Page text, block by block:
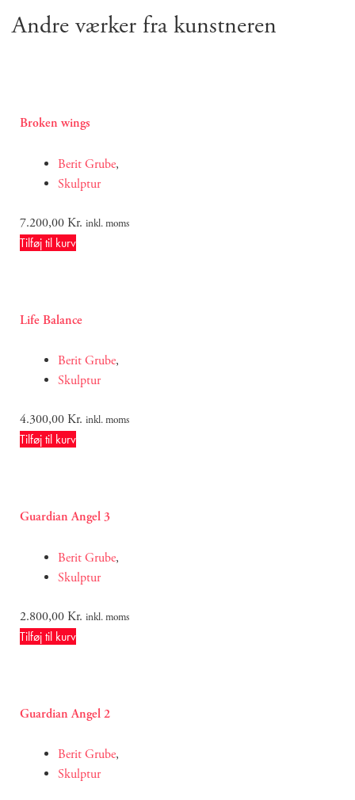
Andre værker fra kunstneren
Broken wings
Berit Grube,
Skulptur
7.200,00Kr. inkl. moms
Tilføj til kurv
Life Balance
Berit Grube,
Skulptur
4.300,00Kr. inkl. moms
Tilføj til kurv
Guardian Angel 3
Berit Grube,
Skulptur
2.800,00Kr. inkl. moms
Tilføj til kurv
Guardian Angel 2
Berit Grube,
Skulptur